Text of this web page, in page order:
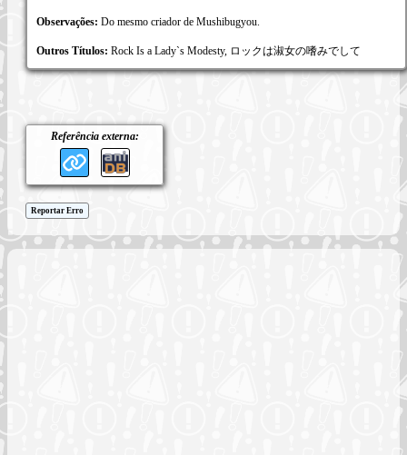
Observações: Do mesmo criador de Mushibugyou.
Outros Títulos: Rock Is a Lady`s Modesty, ロックは淑女の嗜みでして
Referência externa:
Reportar Erro